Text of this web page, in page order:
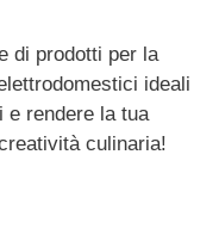
di prodotti per la
ideali
e rendere la tua
culinaria!